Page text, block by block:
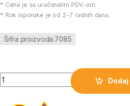
* Cena je sa uračunatim PDV-om.
* Rok isporuke je od 2-7 radnih dana.
Šifra proizvoda:7085
Kuca Joca 40cm količina
Dodaj